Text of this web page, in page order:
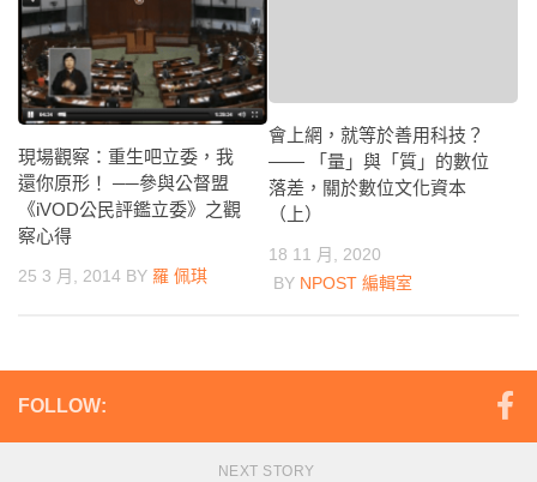
現場觀察：重生吧立委，我
還你原形！ ──參與公督盟
《iVOD公民評鑑立委》之觀
察心得
25 3 月, 2014 BY 羅 佩琪
會上網，就等於善用科技？
—— 「量」與「質」的數位
落差，關於數位文化資本
（上）
18 11 月, 2020
BY NPOST 編輯室
FOLLOW:
NEXT STORY